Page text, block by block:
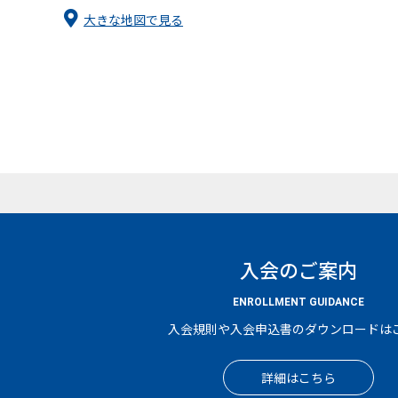
大きな地図で見る
入会のご案内
ENROLLMENT GUIDANCE
入会規則や入会申込書のダウンロードは
詳細はこちら